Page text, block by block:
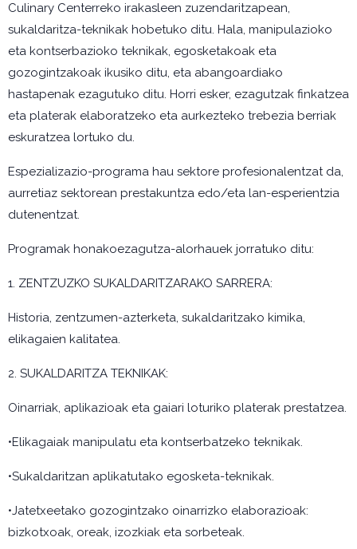
Culinary Centerreko irakasleen zuzendaritzapean,
sukaldaritza-teknikak hobetuko ditu. Hala, manipulazioko
eta kontserbazioko teknikak, egosketakoak eta
gozogintzakoak ikusiko ditu, eta abangoardiako
hastapenak ezagutuko ditu. Horri esker, ezagutzak finkatzea
eta platerak elaboratzeko eta aurkezteko trebezia berriak
eskuratzea lortuko du.
Espezializazio-programa hau sektore profesionalentzat da,
aurretiaz sektorean prestakuntza edo/eta lan-esperientzia
dutenentzat.
Programak honakoezagutza-alorhauek jorratuko ditu:
1. ZENTZUZKO SUKALDARITZARAKO SARRERA:
Historia, zentzumen-azterketa, sukaldaritzako kimika,
elikagaien kalitatea.
2. SUKALDARITZA TEKNIKAK:
Oinarriak, aplikazioak eta gaiari loturiko platerak prestatzea.
•Elikagaiak manipulatu eta kontserbatzeko teknikak.
•Sukaldaritzan aplikatutako egosketa-teknikak.
•Jatetxeetako gozogintzako oinarrizko elaborazioak:
bizkotxoak, oreak, izozkiak eta sorbeteak.